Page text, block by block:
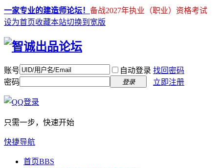
一家专业的建造师论坛！ 备战2027年执业（职业）资格考试
设为首页收藏本站切换到宽版
账号 自动登录 找回密码
密码
登录 立即注册
只需一步，快速开始
快捷导航
首页BBS